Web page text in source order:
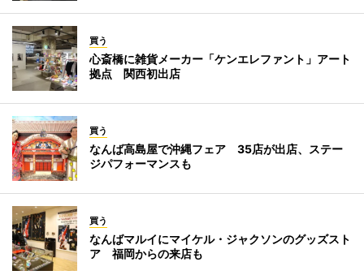
買う
心斎橋に雑貨メーカー「ケンエレファント」アート
拠点 関西初出店
買う
なんば高島屋で沖縄フェア 35店が出店、ステー
ジパフォーマンスも
買う
なんばマルイにマイケル・ジャクソンのグッズスト
ア 福岡からの来店も